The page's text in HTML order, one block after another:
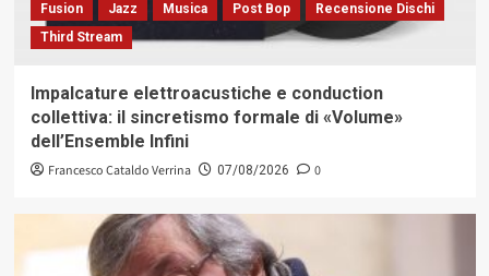
Fusion
Jazz Musica Post Bop
Recensione Dischi
Third Stream
Impalcature elettroacustiche e conduction
collettiva: il sincretismo formale di «Volume»
dell’Ensemble Infini
Francesco Cataldo Verrina 07/08/2026 0